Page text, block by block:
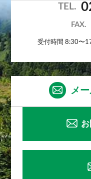
TEL.
FAX.
受付時間 8:30〜
メ